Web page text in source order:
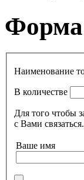
Форма
Наименование
В количестве
Для того чтобы
с Вами связаться.
Ваше имя